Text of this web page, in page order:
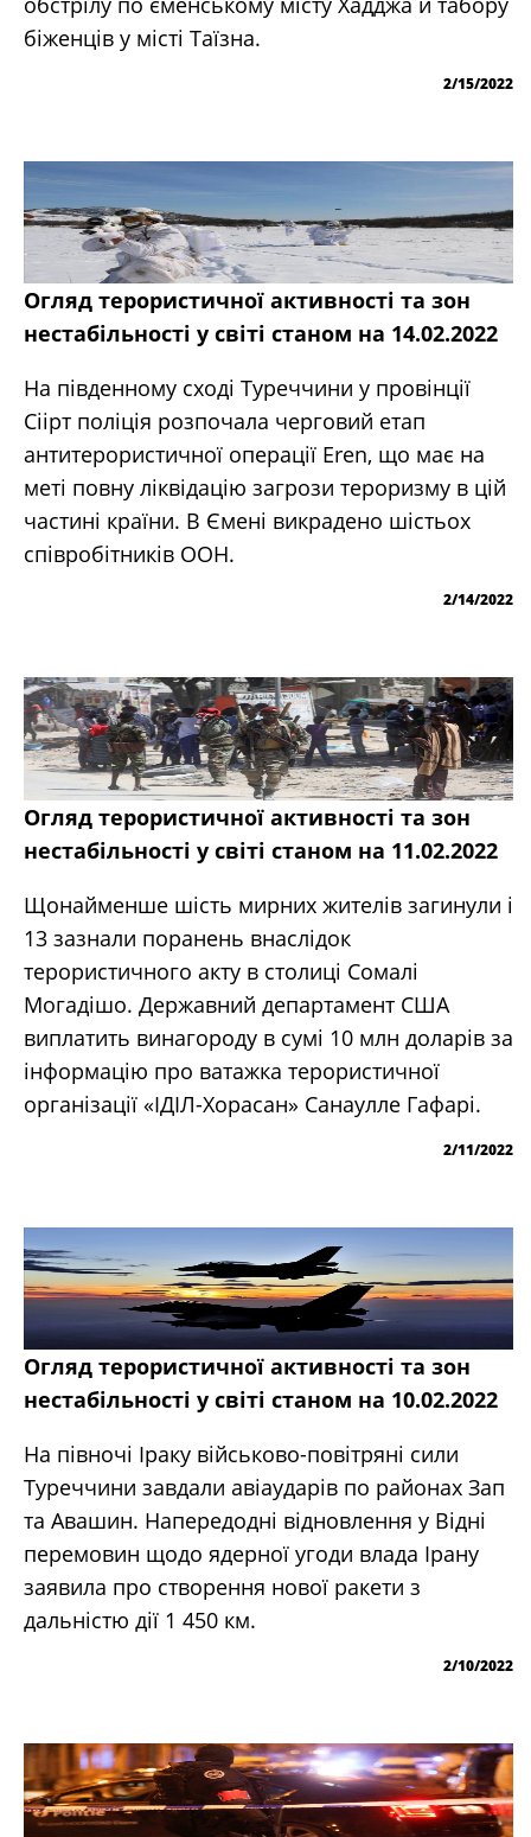
біженців у місті Таїзна.
2/15/2022
Огляд терористичної активності та зон
нестабільності у світі станом на 14.02.2022
На південному сході Туреччини у провінції
Сіірт поліція розпочала черговий етап
антитерористичної операції Eren, що має на
меті повну ліквідацію загрози тероризму в цій
частині країни. В Ємені викрадено шістьох
співробітників ООН.
2/14/2022
Огляд терористичної активності та зон
нестабільності у світі станом на 11.02.2022
Щонайменше шість мирних жителів загинули і
13 зазнали поранень внаслідок
терористичного акту в столиці Сомалі
Могадішо. Державний департамент США
виплатить винагороду в сумі 10 млн доларів за
інформацію про ватажка терористичної
організації «ІДІЛ-Хорасан» Санаулле Гафарі.
2/11/2022
Огляд терористичної активності та зон
нестабільності у світі станом на 10.02.2022
На півночі Іраку військово-повітряні сили
Туреччини завдали авіаударів по районах Зап
та Авашин. Напередодні відновлення у Відні
перемовин щодо ядерної угоди влада Ірану
заявила про створення нової ракети з
дальністю дії 1 450 км.
2/10/2022